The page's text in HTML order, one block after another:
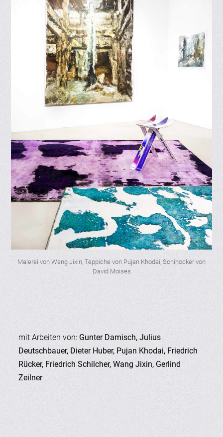
Malerei von Wang Jixin, Teppiche von Pujan Khodai, Schihocker von
David Moises
mit Arbeiten von: Gunter Damisch, Julius
Deutschbauer, Dieter Huber, Pujan Khodai, Friedrich
Rücker, Friedrich Schilcher, Wang Jixin, Gerlind
Zeilner